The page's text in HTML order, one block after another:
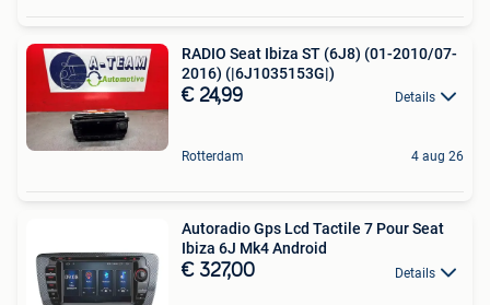
RADIO Seat Ibiza ST (6J8) (01-2010/07-
2016) (|6J1035153G|)
€ 24,99 Details
Rotterdam 4 aug 26
Autoradio Gps Lcd Tactile 7 Pour Seat
Ibiza 6J Mk4 Android
€ 327,00 Details